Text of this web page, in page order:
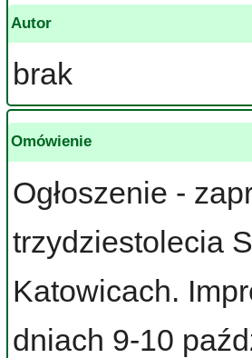
Autor
brak
Omówienie
Ogłoszenie -
trzydziestolecia
Katowicach.
dniach 9-10